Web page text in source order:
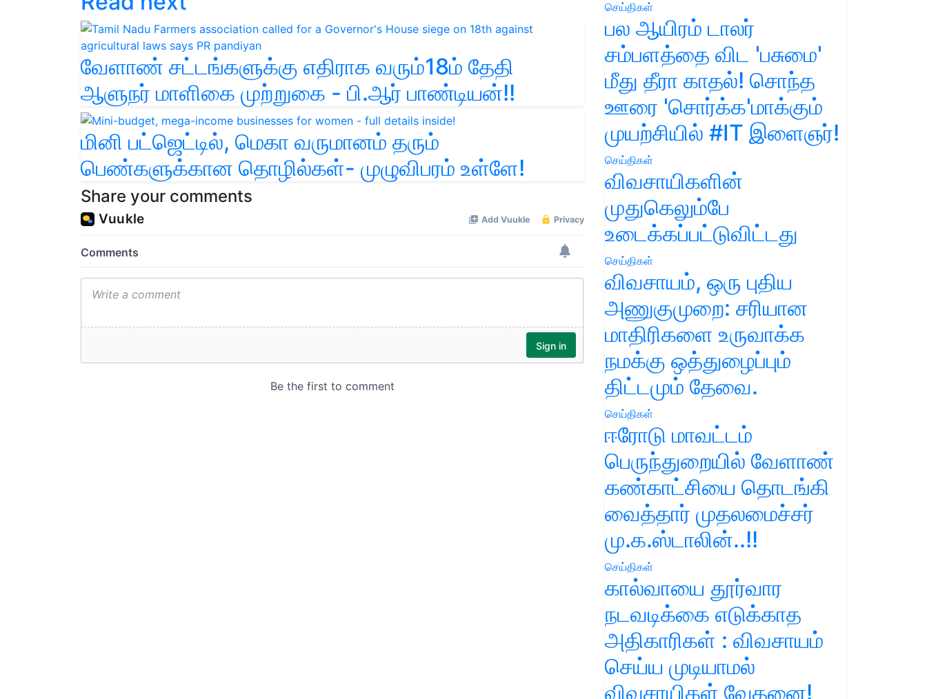
வேளாண் சட்டங்களுக்கு எதிராக வரும்18ம் தேதி
ஆளுநர் மாளிகை முற்றுகை - பி.ஆர் பாண்டியன்!!
மினி பட்ஜெட்டில், மெகா வருமானம் தரும்
பெண்களுக்கான தொழில்கள்- முழுவிபரம் உள்ளே!
Share your comments
செய்திகள்
பல ஆயிரம் டாலர்
சம்பளத்தை விட 'பசுமை'
மீது தீரா காதல்! சொந்த
ஊரை 'சொர்க்க'மாக்கும்
முயற்சியில் #IT இளைஞர்!
செய்திகள்
விவசாயிகளின்
முதுகெலும்பே
உடைக்கப்பட்டுவிட்டது
செய்திகள்
விவசாயம், ஒரு புதிய
அணுகுமுறை: சரியான
மாதிரிகளை உருவாக்க
நமக்கு ஒத்துழைப்பும்
திட்டமும் தேவை.
செய்திகள்
ஈரோடு மாவட்டம்
பெருந்துறையில் வேளாண்
கண்காட்சியை தொடங்கி
வைத்தார் முதலமைச்சர்
மு.க.ஸ்டாலின்..!!
செய்திகள்
கால்வாயை தூர்வார
நடவடிக்கை எடுக்காத
அதிகாரிகள் : விவசாயம்
செய்ய முடியாமல்
விவசாயிகள் வேதனை!